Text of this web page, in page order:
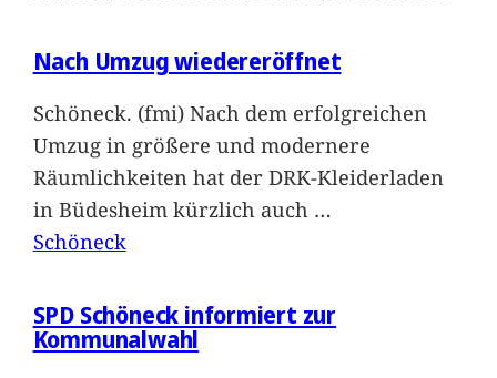
Nach Umzug wiedereröffnet
Schöneck. (fmi) Nach dem erfolgreichen
Umzug in größere und modernere
Räumlichkeiten hat der DRK-Kleiderladen
in Büdesheim kürzlich auch …
Schöneck
SPD Schöneck informiert zur
Kommunalwahl